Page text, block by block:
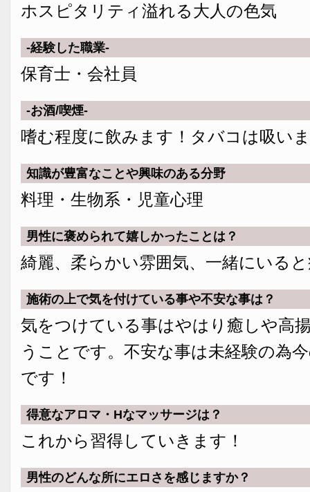
ホスピタリティ溢れる大人の色気
-経験した職業-
保育士・会社員
-お酒/喫煙-
嗜む程度に飲みます！タバコは吸い
知識が豊富なことや興味のある分野
料理・生物系・児童心理
男性に褒められて嬉しかったことは？
綺麗、柔らかい雰囲気、一緒にいる
施術の上で気を付けている事や不安な事は？
気をつけている事はやはり癒しや高
うことです。不安な事は未経験の為
です！
得意なアロマ・Hなマッサージは？
これから習得していきます！
男性のどんな所にエロさを感じますか？